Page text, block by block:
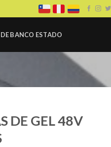
BANCO ESTADO
DE GEL 48V